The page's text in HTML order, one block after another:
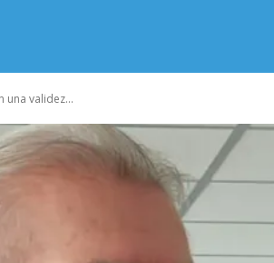
una validez...